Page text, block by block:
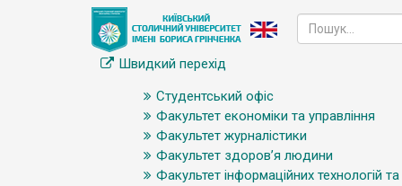
Швидкий перехід
Студентський офіс
Факультет економіки та управління
Факультет журналістики
Факультет здоров’я людини
Факультет інформаційних технологій та